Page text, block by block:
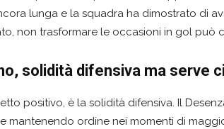
lunga e la squadra ha dimostrato di
non trasformare le occasioni in gol può
solidità difensiva ma serve
positivo, è la solidità difensiva. Il
mantenendo ordine nei momenti di